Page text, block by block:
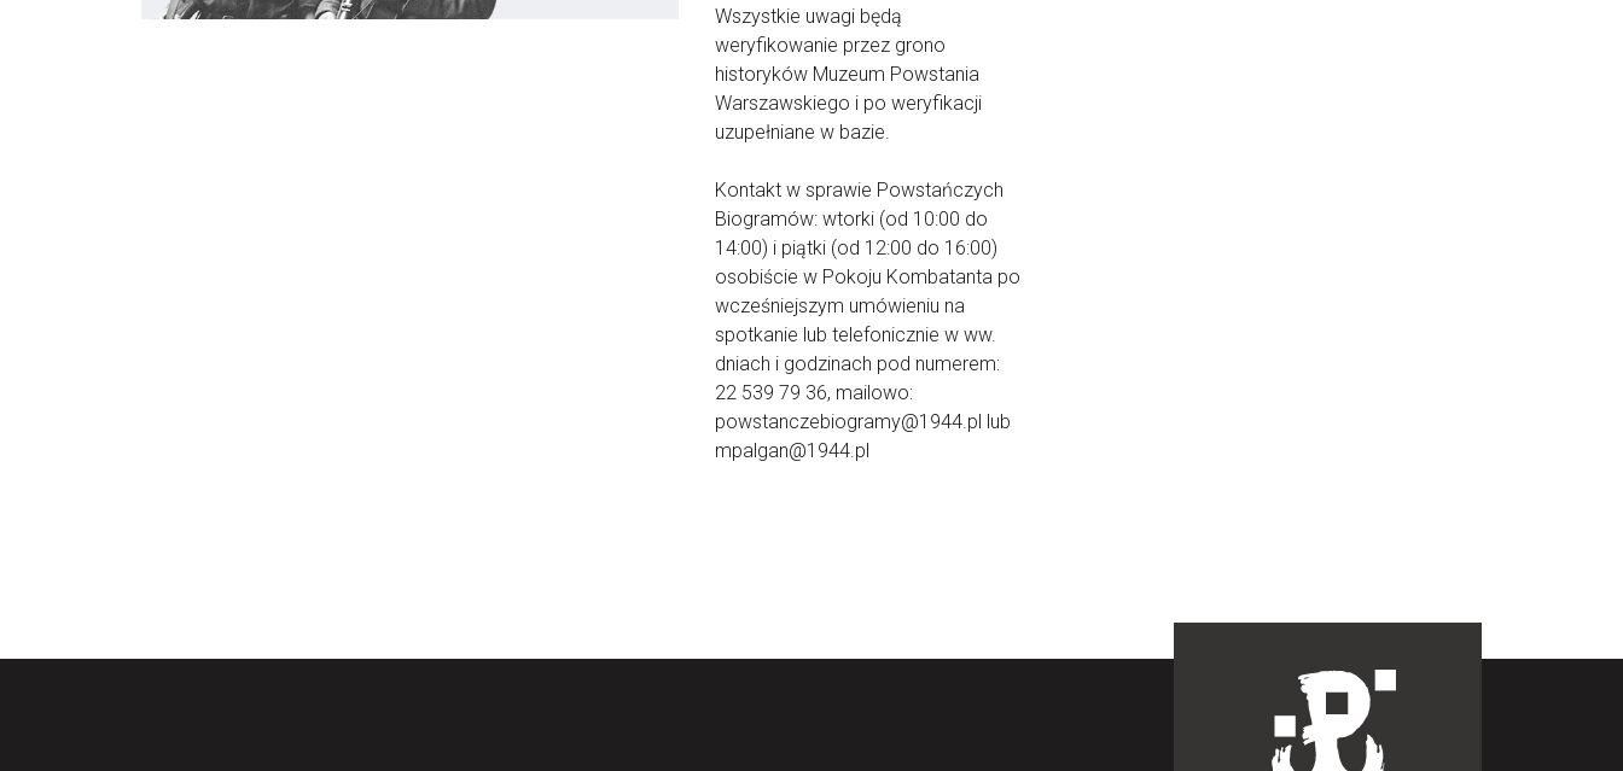
Wszystkie uwagi będą
weryfikowanie przez grono
historyków Muzeum Powstania
Warszawskiego i po weryfikacji
uzupełniane w bazie.
Kontakt w sprawie Powstańczych
Biogramów: wtorki (od 10:00 do
14:00) i piątki (od 12:00 do 16:00)
osobiście w Pokoju Kombatanta po
wcześniejszym umówieniu na
spotkanie lub telefonicznie w ww.
dniach i godzinach pod numerem:
22 539 79 36, mailowo:
powstanczebiogramy@1944.pl lub
mpalgan@1944.pl